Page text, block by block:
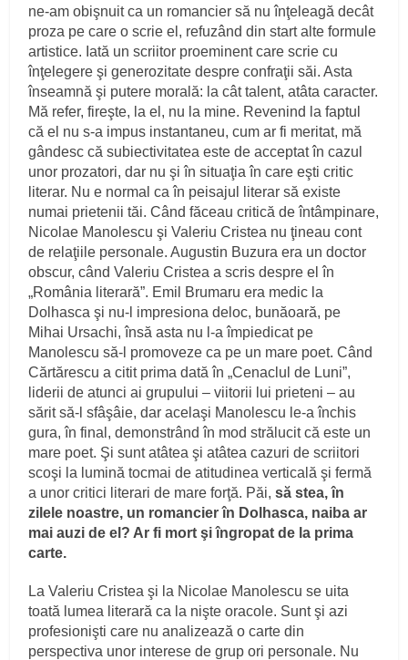
ne-am obişnuit ca un romancier să nu înţeleagă decât
proza pe care o scrie el, refuzând din start alte formule
artistice. Iată un scriitor proeminent care scrie cu
înţelegere şi generozitate despre confraţii săi. Asta
înseamnă şi putere morală: la cât talent, atâta caracter.
Mă refer, fireşte, la el, nu la mine. Revenind la faptul
că el nu s-a impus instantaneu, cum ar fi meritat, mă
gândesc că subiectivitatea este de acceptat în cazul
unor prozatori, dar nu şi în situaţia în care eşti critic
literar. Nu e normal ca în peisajul literar să existe
numai prietenii tăi. Când făceau critică de întâmpinare,
Nicolae Manolescu şi Valeriu Cristea nu ţineau cont
de relaţiile personale. Augustin Buzura era un doctor
obscur, când Valeriu Cristea a scris despre el în
„România literară”. Emil Brumaru era medic la
Dolhasca şi nu-l impresiona deloc, bunăoară, pe
Mihai Ursachi, însă asta nu l-a împiedicat pe
Manolescu să-l promoveze ca pe un mare poet. Când
Cărtărescu a citit prima dată în „Cenaclul de Luni”,
liderii de atunci ai grupului – viitorii lui prieteni – au
sărit să-l sfâşâie, dar acelaşi Manolescu le-a închis
gura, în final, demonstrând în mod strălucit că este un
mare poet. Şi sunt atâtea şi atâtea cazuri de scriitori
scoşi la lumină tocmai de atitudinea verticală şi fermă
a unor critici literari de mare forţă. Păi,să stea, în
zilele noastre, un romancier în Dolhasca, naiba ar
mai auzi de el? Ar fi mort şi îngropat de la prima
carte.
La Valeriu Cristea şi la Nicolae Manolescu se uita
toată lumea literară ca la nişte oracole. Sunt şi azi
profesionişti care nu analizează o carte din
perspectiva unor interese de grup ori personale. Nu